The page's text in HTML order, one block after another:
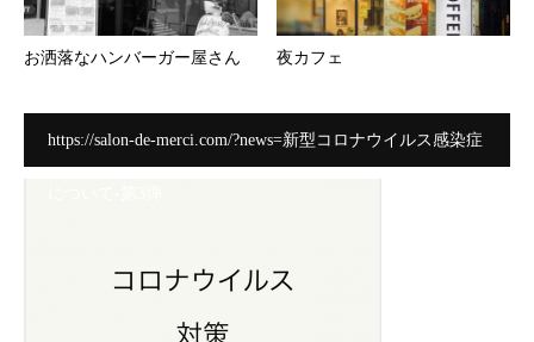
お洒落なハンバーガー屋さん 夜カフェ
https://salon-de-merci.com/?news=新型コロナウイルス感染症